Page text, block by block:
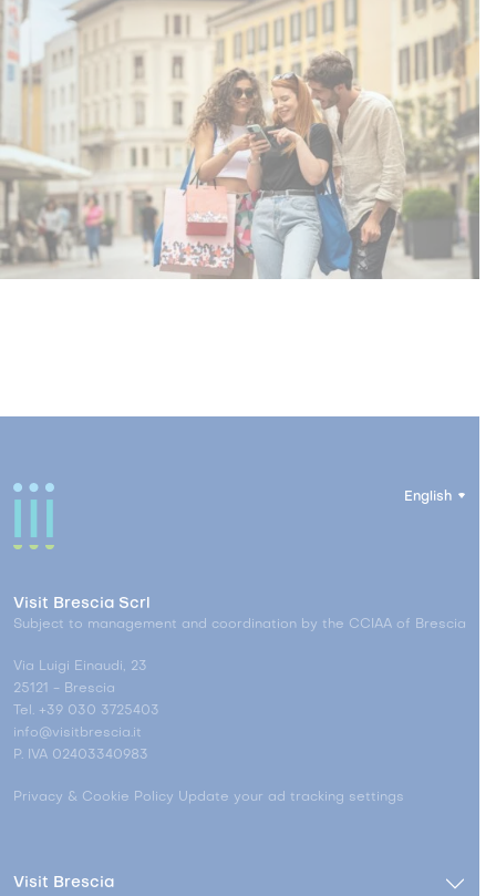
English
Visit Brescia Scrl
Subject to management and coordination by the CCIAA of Brescia
Via Luigi Einaudi, 23
25121 - Brescia
Tel. +39 030 3725403
info@visitbrescia.it
P. IVA 02403340983
Privacy & Cookie Policy Update your ad tracking settings
Visit Brescia